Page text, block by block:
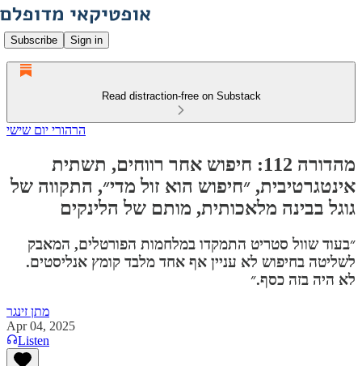
Subscribe Sign in
Read distraction-free on Substack
הרהורי יום שישי
מהדורה 112: חיפוש אחר רווחים, תשתית
אינטגרטיבית, ״חיפוש הוא זול מדי״, התקווה של
גוגל בבינה מלאכותית, מותם של הלינקים
״בעוד שוול סטריט התמקדו במלחמות הפורטלים, המאבק
לשליטה בחיפוש לא עניין אף אחד מלבד קומץ אנליסטים.
לא היה בזה כסף.״
מתן זינגר
Apr 04, 2025
Listen